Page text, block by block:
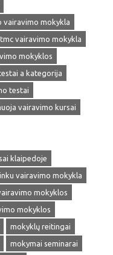
vairavimo mokykla
vairavimo mokykla
mokyklos
a kategorija
testai
vairavimo kursai
klaipedoje
vairavimo mokykla
mokyklos
mokyklos
mokyklų reitingai
mokymai seminarai